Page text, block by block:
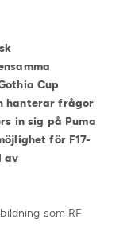
Cup
hanterar frågor
in sig på Puma
för F17-
av
som RF